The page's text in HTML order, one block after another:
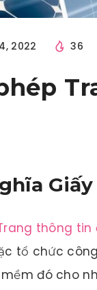
2022 36
thông tin
tổ chức
đó cho